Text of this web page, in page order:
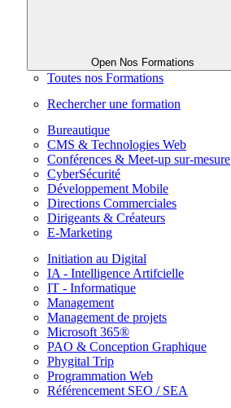
Open Nos Formations
Toutes nos Formations
Rechercher une formation
Bureautique
CMS & Technologies Web
Conférences & Meet-up sur-mesure
CyberSécurité
Développement Mobile
Directions Commerciales
Dirigeants & Créateurs
E-Marketing
Initiation au Digital
IA - Intelligence Artifcielle
IT - Informatique
Management
Management de projets
Microsoft 365®
PAO & Conception Graphique
Phygital Trip
Programmation Web
Référencement SEO / SEA